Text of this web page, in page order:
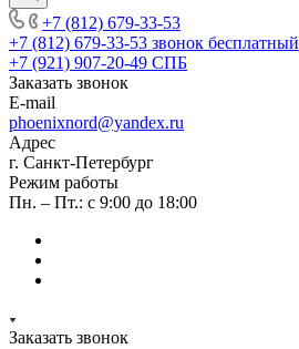
+7 (812) 679-33-53
+7 (812) 679-33-53 звонок бесплатный
+7 (921) 907-20-49 СПБ
Заказать звонок
E-mail
phoenixnord@yandex.ru
Адрес
г. Санкт-Петербург
Режим работы
Пн. – Пт.: с 9:00 до 18:00
Заказать звонок